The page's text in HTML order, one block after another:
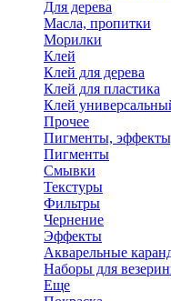
Для дерева
Масла, пропитки
Морилки
Клей
Клей для дерева
Клей для пластика
Клей
Прочее
Пигменты,
Пигменты
Смывки
Текстуры
Фильтры
Чернение
Эффекты
Акварельные
Наборы для
Еще